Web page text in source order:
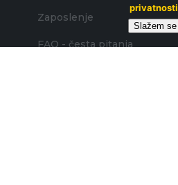
Zaposlenje
FAQ - česta pitanja
privatnosti
Slažem se